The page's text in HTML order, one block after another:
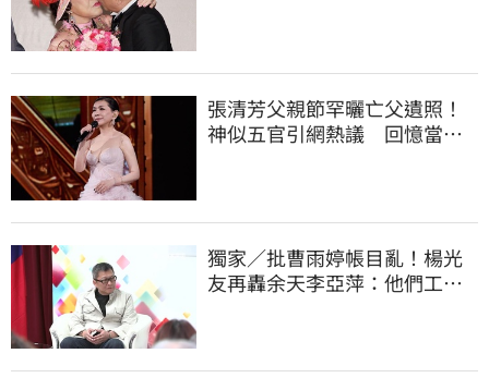
張清芳父親節罕曬亡父遺照！
神似五官引網熱議 回憶當年
獨家／批曹雨婷帳目亂！楊光
友再轟余天李亞萍：他們工會